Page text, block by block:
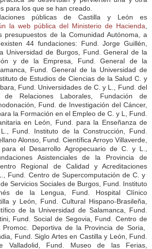
para los que se han creado.
públicas de Castilla y León es
la web pública del Ministerio de Hacienda
presupuestos de la Comunidad Autónoma, a
44 fundaciones: Fund. Jorge Guillén,
Universidad de Burgos, Fund. General de la
y de la Empresa, Fund. General de la
Fund. General de la Universidad de
de Estudios de Ciencias de la Salud C. y
Fund. Universidades de C. y L., Fund. del
de Relaciones Laborales, Fundación de
Fund. de Investigación del Cáncer,
la Formación en el Empleo de C. y L, Fund.
en León, Fund. para la Enseñanza de
Fund. Instituto de la Construcción, Fund.
Alonso, Fund. Científica Arroyo Villaverde,
el Desarrollo Agropecuario de C. y L.,
Asistenciales de la Provincia de
Regional de Calidad y Acreditaciones
Fund. Centro de Supercomputación de C. y
Servicios Sociales de Burgos, Fund. Instituto
de la Lengua, Fund. Hospital Clínico
y León, Fund. Cultural Hispano-Brasileña,
de la Universidad de Salamanca, Fund.
Fund. Social de Segovia, Fund. Centro de
Deportiva de la Provincia de Soria,
Fund. Siglo Artes en Castilla y León, Fund.
Valladolid, Fund. Museo de las Ferias,